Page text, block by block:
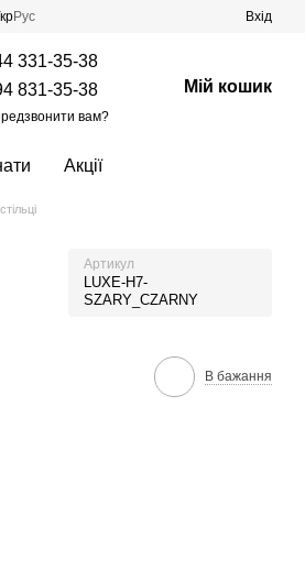
Рус Вхід
331-35-38
831-35-38
вам?
Мій кошик
Акції
Артикул
LUXE-H7-
SZARY_CZARNY
В бажання